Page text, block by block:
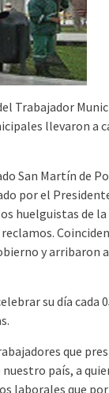
Trabajador
llevaron a
San Martín de
por el
huelguistas de
y arribaron
su día cada
que
país, a
laborales que